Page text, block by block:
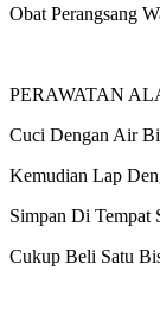
Obat Perangsang
PERAWATAN
Cuci Dengan Air
Kemudian Lap
Simpan Di Tempat
Cukup Beli Satu